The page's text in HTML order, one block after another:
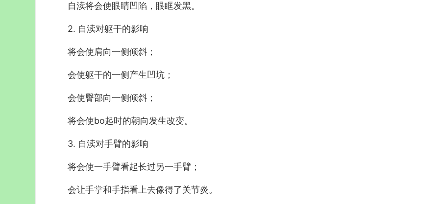
自渎将会使眼睛凹陷，眼眶发黑。
2. 自渎对躯干的影响
将会使肩向一侧倾斜；
会使躯干的一侧产生凹坑；
会使臀部向一侧倾斜；
将会使bo起时的朝向发生改变。
3. 自渎对手臂的影响
将会使一手臂看起长过另一手臂；
会让手掌和手指看上去像得了关节炎。